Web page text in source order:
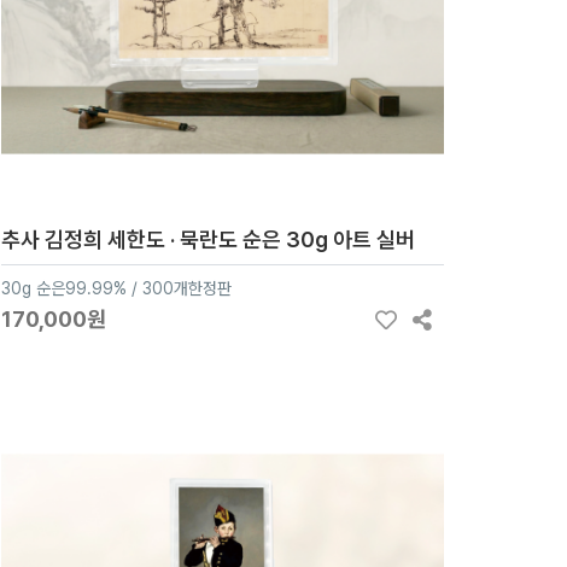
추사 김정희 세한도 · 묵란도 순은 30g 아트 실버
30g 순은99.99% / 300개한정판
170,000원